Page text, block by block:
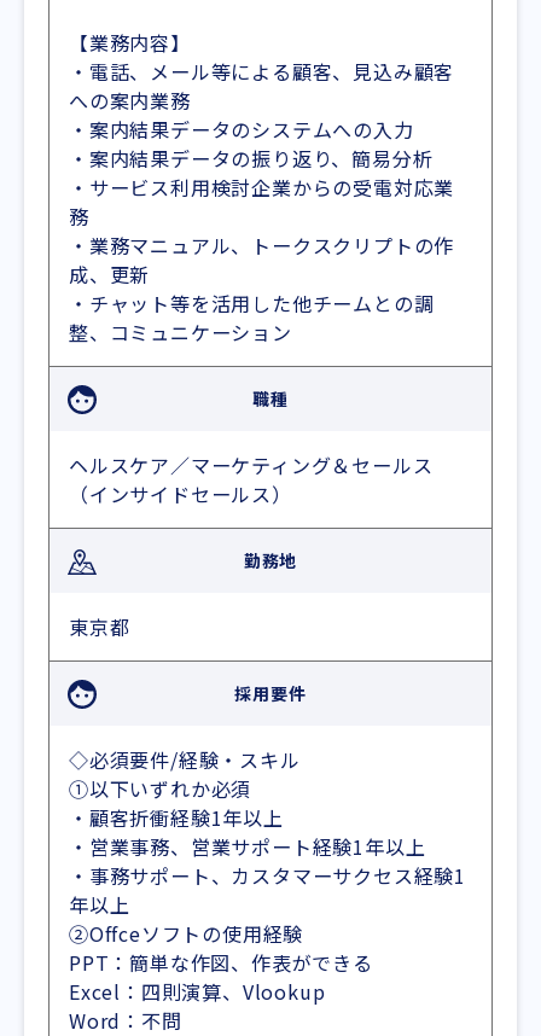
【業務内容】
・電話、メール等による顧客、見込み顧客
への案内業務
・案内結果データのシステムへの入力
・案内結果データの振り返り、簡易分析
・サービス利用検討企業からの受電対応業
務
・業務マニュアル、トークスクリプトの作
成、更新
・チャット等を活用した他チームとの調
整、コミュニケーション
職種
ヘルスケア／マーケティング＆セールス
（インサイドセールス）
勤務地
東京都
採用要件
◇必須要件/経験・スキル
①以下いずれか必須
・顧客折衝経験1年以上
・営業事務、営業サポート経験1年以上
・事務サポート、カスタマーサクセス経験1
年以上
②Offceソフトの使用経験
PPT：簡単な作図、作表ができる
Excel：四則演算、Vlookup
Word：不問